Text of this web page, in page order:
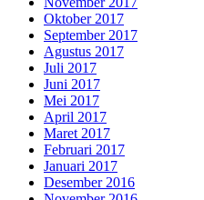
Oktober 2017
September 2017
Agustus 2017
Juli 2017
Juni 2017
Mei 2017
April 2017
Maret 2017
Februari 2017
Januari 2017
Desember 2016